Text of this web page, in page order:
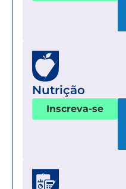
Nutrição
Inscreva-se